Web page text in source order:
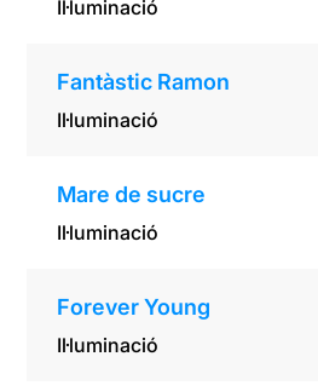
Il·luminació
Fantàstic Ramon
Il·luminació
Mare de sucre
Il·luminació
Forever Young
Il·luminació